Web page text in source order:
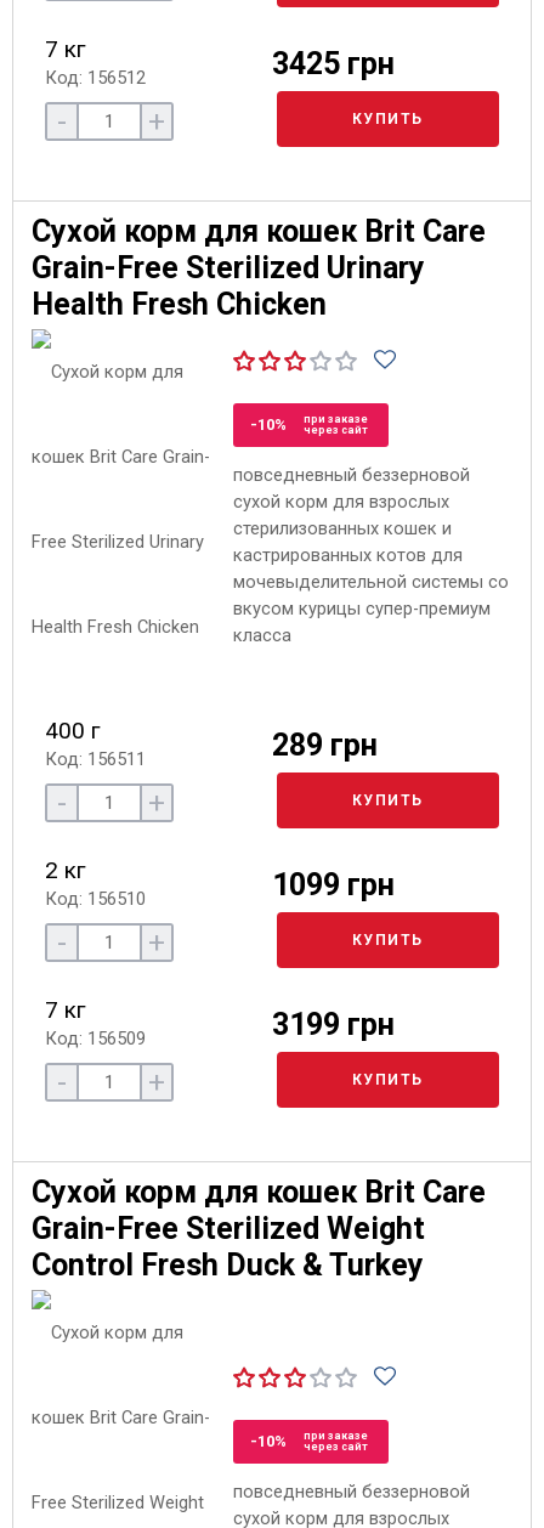
7 кг
Код: 156512 3425 грн
- + КУПИТЬ
Сухой корм для кошек Brit Care
Grain-Free Sterilized Urinary
Health Fresh Chicken
-10%
при заказе
через сайт
повседневный беззерновой
сухой корм для взрослых
стерилизованных кошек и
кастрированных котов для
мочевыделительной системы со
вкусом курицы супер-премиум
класса
400 г
Код: 156511 289 грн
- + КУПИТЬ
2 кг
Код: 156510 1099 грн
- + КУПИТЬ
7 кг
Код: 156509 3199 грн
- + КУПИТЬ
Сухой корм для кошек Brit Care
Grain-Free Sterilized Weight
Control Fresh Duck & Turkey
-10%
при заказе
через сайт
повседневный беззерновой
сухой корм для взрослых